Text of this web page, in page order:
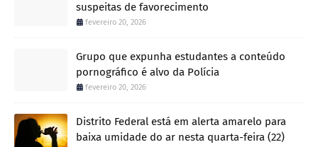
suspeitas de favorecimento
fevereiro 20, 2026
Grupo que expunha estudantes a conteúdo
pornográfico é alvo da Polícia
fevereiro 20, 2026
Distrito Federal está em alerta amarelo para
baixa umidade do ar nesta quarta-feira (22)